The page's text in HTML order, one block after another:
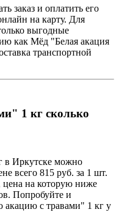
заказ и оплатить его
на карту. Для
выгодные
как Мёд "Белая акация
транспортной
1 кг сколько
в Иркутске можно
всего 815 руб. за 1 шт.
цена на которую ниже
Попробуйте и
акацию с травами" 1 кг у